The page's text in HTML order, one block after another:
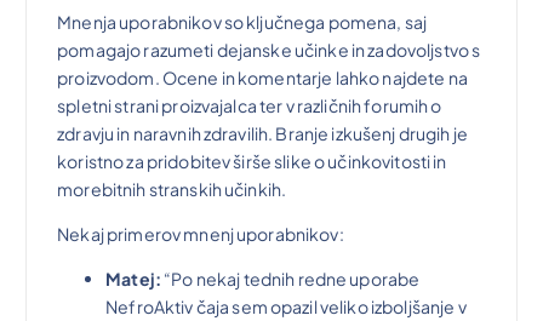
Mnenja uporabnikov so ključnega pomena, saj
pomagajo razumeti dejanske učinke in zadovoljstvo s
proizvodom. Ocene in komentarje lahko najdete na
spletni strani proizvajalca ter v različnih forumih o
zdravju in naravnih zdravilih. Branje izkušenj drugih je
koristno za pridobitev širše slike o učinkovitosti in
morebitnih stranskih učinkih.
Nekaj primerov mnenj uporabnikov:
Matej: “Po nekaj tednih redne uporabe
NefroAktiv čaja sem opazil veliko izboljšanje v